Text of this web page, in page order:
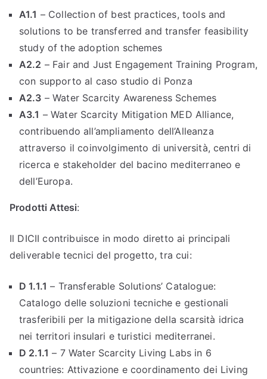
A1.1 – Collection of best practices, tools and
solutions to be transferred and transfer feasibility
study of the adoption schemes
A2.2 – Fair and Just Engagement Training Program,
con supporto al caso studio di Ponza
A2.3 – Water Scarcity Awareness Schemes
A3.1 – Water Scarcity Mitigation MED Alliance,
contribuendo all’ampliamento dell’Alleanza
attraverso il coinvolgimento di università, centri di
ricerca e stakeholder del bacino mediterraneo e
dell’Europa.
Prodotti Attesi:
Il DICII contribuisce in modo diretto ai principali
deliverable tecnici del progetto, tra cui:
D 1.1.1 – Transferable Solutions’ Catalogue:
Catalogo delle soluzioni tecniche e gestionali
trasferibili per la mitigazione della scarsità idrica
nei territori insulari e turistici mediterranei.
D 2.1.1 – 7 Water Scarcity Living Labs in 6
countries: Attivazione e coordinamento dei Living